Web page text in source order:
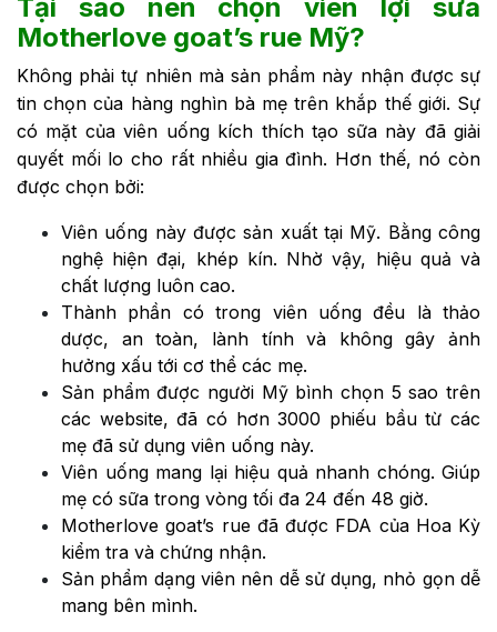
Tại sao nên chọn viên lợi sữa
Motherlove goat’s rue Mỹ?
Không phải tự nhiên mà sản phẩm này nhận được sự
tin chọn của hàng nghìn bà mẹ trên khắp thế giới. Sự
có mặt của viên uống kích thích tạo sữa này đã giải
quyết mối lo cho rất nhiều gia đình. Hơn thế, nó còn
được chọn bởi:
Viên uống này được sản xuất tại Mỹ. Bằng công
nghệ hiện đại, khép kín. Nhờ vậy, hiệu quả và
chất lượng luôn cao.
Thành phần có trong viên uống đều là thảo
dược, an toàn, lành tính và không gây ảnh
hưởng xấu tới cơ thể các mẹ.
Sản phẩm được người Mỹ bình chọn 5 sao trên
các website, đã có hơn 3000 phiếu bầu từ các
mẹ đã sử dụng viên uống này.
Viên uống mang lại hiệu quả nhanh chóng. Giúp
mẹ có sữa trong vòng tối đa 24 đến 48 giờ.
Motherlove goat’s rue đã được FDA của Hoa Kỳ
kiểm tra và chứng nhận.
Sản phẩm dạng viên nên dễ sử dụng, nhỏ gọn dễ
mang bên mình.